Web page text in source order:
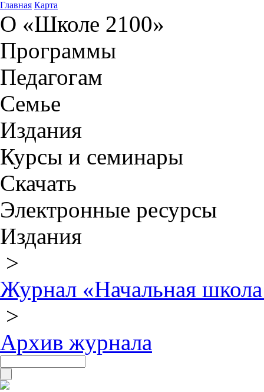
Главная Карта
О «Школе 2100»
Программы
Педагогам
Семье
Издания
Курсы и семинары
Скачать
Электронные ресурсы
Издания
>
Журнал «Начальная
>
Архив журнала